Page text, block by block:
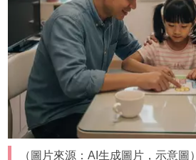
（圖片來源：AI生成圖片，示意圖）